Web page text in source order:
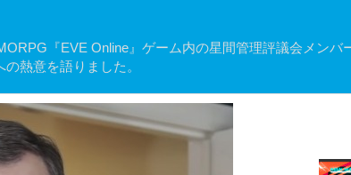
『EVE Online』ゲーム内の星間管理評議会メンバ
熱意を語りました。